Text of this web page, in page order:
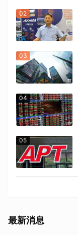
02
03
04
05
最新消息